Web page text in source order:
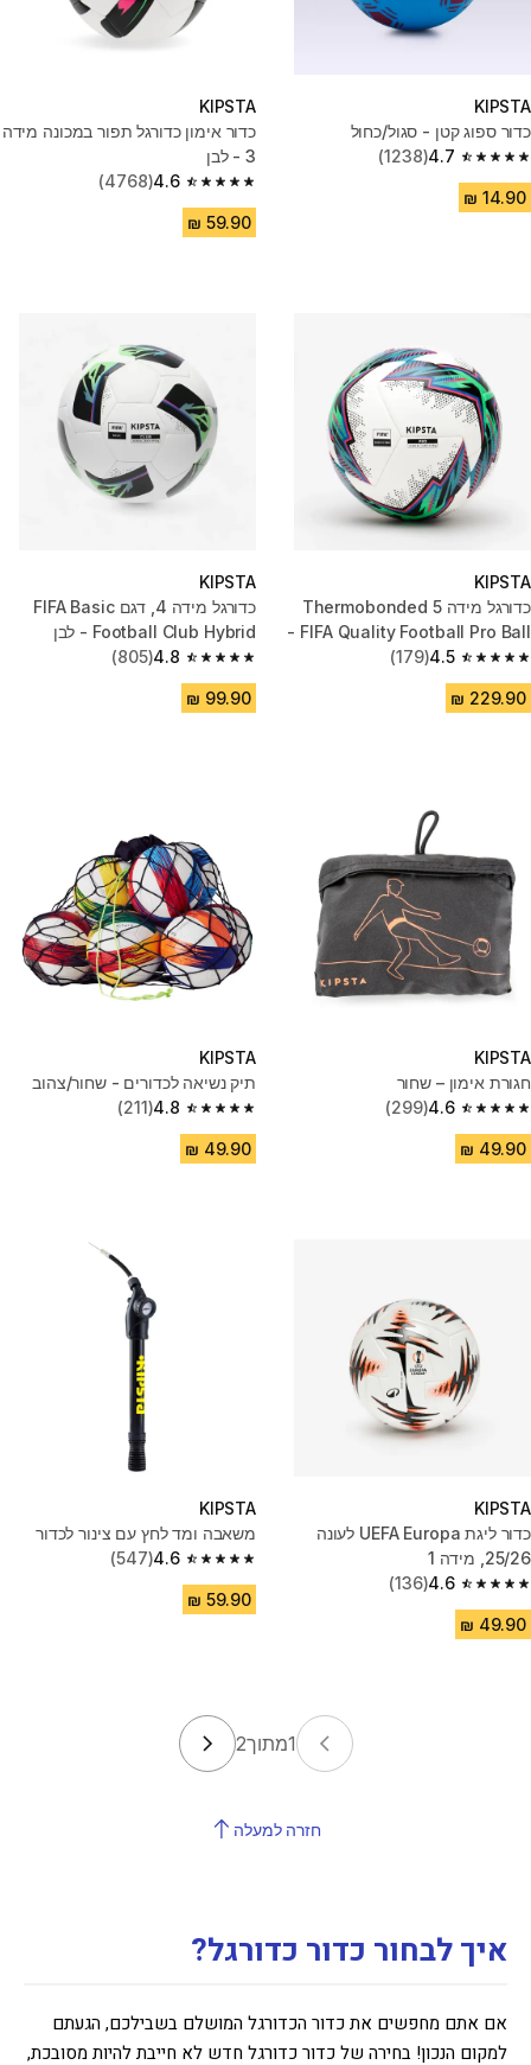
KIPSTA
כדור ספוג קטן - סגול/כחול
4.7
4.7 out of 5 stars from 1238 reviews
(1238)
KIPSTA
כדור אימון כדורגל תפור במכונה מידה
3 - לבן
4.6
4.6 out of 5 stars from 4768 reviews
(4768)
KIPSTA
כדורגל מידה 5 Thermobonded
FIFA Quality Football Pro Ball -
לבן
4.5
4.5 out of 5 stars from 179 reviews
(179)
KIPSTA
כדורגל מידה 4, דגם FIFA Basic
Football Club Hybrid - לבן
4.8
4.8 out of 5 stars from 805 reviews
(805)
KIPSTA
חגורת אימון – שחור
4.6
4.6 out of 5 stars from 299 reviews
(299)
KIPSTA
תיק נשיאה לכדורים - שחור/צהוב
4.8
4.8 out of 5 stars from 211 reviews
(211)
KIPSTA
כדור ליגת UEFA Europa לעונה
25/26, מידה 1
4.6
4.6 out of 5 stars from 136 reviews
(136)
KIPSTA
משאבה ומד לחץ עם צינור לכדור
4.6
4.6 out of 5 stars from 547 reviews
(547)
1מתוך2
חזרה למעלה
איך לבחור כדור כדורגל?
אם אתם מחפשים את כדור הכדורגל המושלם בשבילכם, הגעתם
למקום הנכון! בחירה של כדור כדורגל חדש לא חייבת להיות מסובכת,